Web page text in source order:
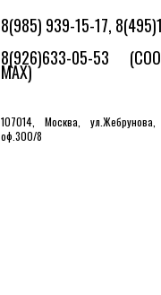
8(985) 939-15-17,
8(926)633-05-53
MAX)
107014, Москва,
оф.300/8